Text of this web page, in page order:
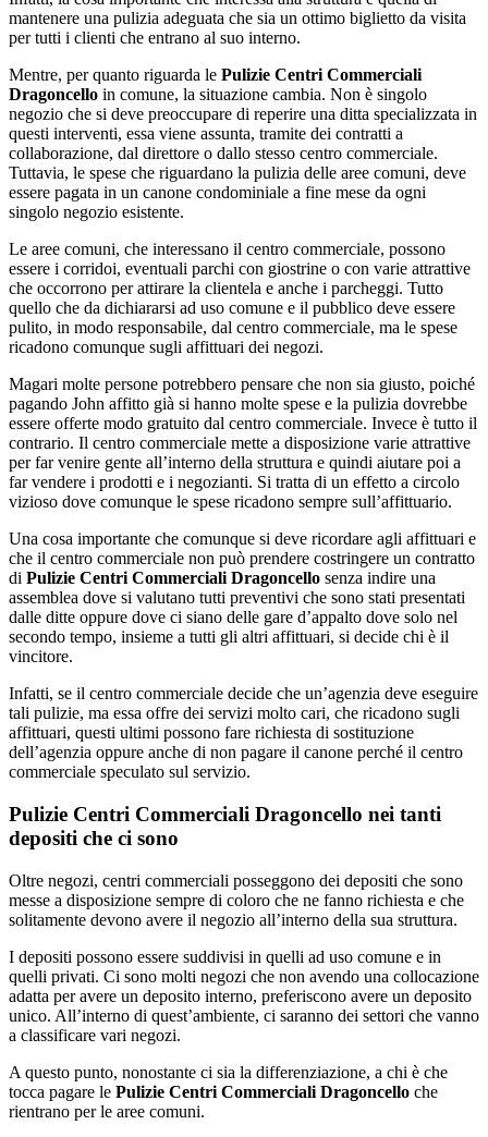
mantenere una pulizia adeguata che sia un ottimo biglietto da visita
per tutti i clienti che entrano al suo interno.
Mentre, per quanto riguarda le Pulizie Centri Commerciali
Dragoncello in comune, la situazione cambia. Non è singolo
negozio che si deve preoccupare di reperire una ditta specializzata in
questi interventi, essa viene assunta, tramite dei contratti a
collaborazione, dal direttore o dallo stesso centro commerciale.
Tuttavia, le spese che riguardano la pulizia delle aree comuni, deve
essere pagata in un canone condominiale a fine mese da ogni
singolo negozio esistente.
Le aree comuni, che interessano il centro commerciale, possono
essere i corridoi, eventuali parchi con giostrine o con varie attrattive
che occorrono per attirare la clientela e anche i parcheggi. Tutto
quello che da dichiararsi ad uso comune e il pubblico deve essere
pulito, in modo responsabile, dal centro commerciale, ma le spese
ricadono comunque sugli affittuari dei negozi.
Magari molte persone potrebbero pensare che non sia giusto, poiché
pagando John affitto già si hanno molte spese e la pulizia dovrebbe
essere offerte modo gratuito dal centro commerciale. Invece è tutto il
contrario. Il centro commerciale mette a disposizione varie attrattive
per far venire gente all’interno della struttura e quindi aiutare poi a
far vendere i prodotti e i negozianti. Si tratta di un effetto a circolo
vizioso dove comunque le spese ricadono sempre sull’affittuario.
Una cosa importante che comunque si deve ricordare agli affittuari e
che il centro commerciale non può prendere costringere un contratto
di Pulizie Centri Commerciali Dragoncello senza indire una
assemblea dove si valutano tutti preventivi che sono stati presentati
dalle ditte oppure dove ci siano delle gare d’appalto dove solo nel
secondo tempo, insieme a tutti gli altri affittuari, si decide chi è il
vincitore.
Infatti, se il centro commerciale decide che un’agenzia deve eseguire
tali pulizie, ma essa offre dei servizi molto cari, che ricadono sugli
affittuari, questi ultimi possono fare richiesta di sostituzione
dell’agenzia oppure anche di non pagare il canone perché il centro
commerciale speculato sul servizio.
Pulizie Centri Commerciali Dragoncello nei tanti
depositi che ci sono
Oltre negozi, centri commerciali posseggono dei depositi che sono
messe a disposizione sempre di coloro che ne fanno richiesta e che
solitamente devono avere il negozio all’interno della sua struttura.
I depositi possono essere suddivisi in quelli ad uso comune e in
quelli privati. Ci sono molti negozi che non avendo una collocazione
adatta per avere un deposito interno, preferiscono avere un deposito
unico. All’interno di quest’ambiente, ci saranno dei settori che vanno
a classificare vari negozi.
A questo punto, nonostante ci sia la differenziazione, a chi è che
tocca pagare le Pulizie Centri Commerciali Dragoncello che
rientrano per le aree comuni.